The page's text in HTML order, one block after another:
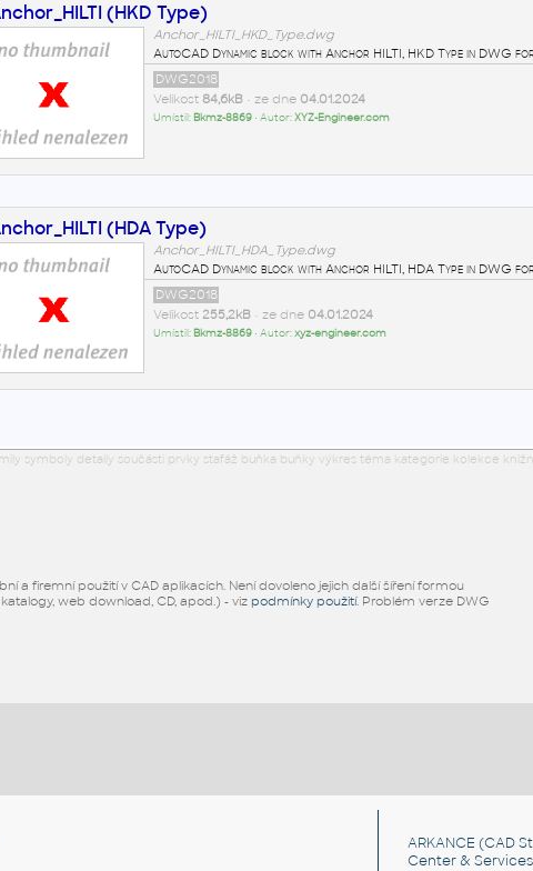
(HKD Type)
Anchor_HILTI_HKD_Type.dwg
AutoCAD Dynamic block with Anchor HILTI, HKD Type in DWG
DWG2018
Velikost 84,6kB• ze dne 04.01.2024
Umístil: Bkmz-8869• Autor:XYZ-Engineer.com
(HDA Type)
Anchor_HILTI_HDA_Type.dwg
AutoCAD Dynamic block with Anchor HILTI, HDA Type in DWG
DWG2018
Velikost 255,2kB• ze dne 04.01.2024
Umístil: Bkmz-8869• Autor:xyz-engineer.com
symboly detaily součásti prvky stafáž buňka buňky výkres téma kategorie kolekce
a firemní použití v CAD aplikacích. Není dovoleno jejich další šíření formou
web download, CD, apod.) - viz podmínky použití. Problém verze DWG
ARKANCE (CAD
Center &